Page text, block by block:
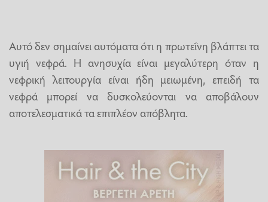
Αυτό δεν σημαίνει αυτόματα ότι η πρωτεΐνη βλάπτει τα
υγιή νεφρά. Η ανησυχία είναι μεγαλύτερη όταν η
νεφρική λειτουργία είναι ήδη μειωμένη, επειδή τα
νεφρά μπορεί να δυσκολεύονται να αποβάλουν
αποτελεσματικά τα επιπλέον απόβλητα.